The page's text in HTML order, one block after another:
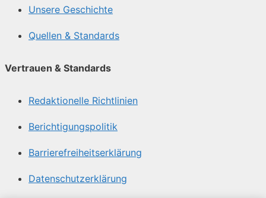
Unsere Geschichte
Quellen & Standards
Vertrauen & Standards
Redaktionelle Richtlinien
Berichtigungspolitik
Barrierefreiheitserklärung
Datenschutzerklärung